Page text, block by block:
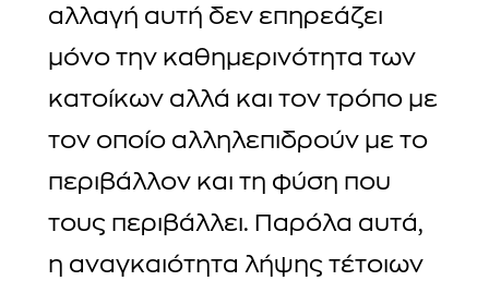
αλλαγή αυτή δεν επηρεάζει
μόνο την καθημερινότητα των
κατοίκων αλλά και τον τρόπο με
τον οποίο αλληλεπιδρούν με το
περιβάλλον και τη φύση που
τους περιβάλλει. Παρόλα αυτά,
η αναγκαιότητα λήψης τέτοιων